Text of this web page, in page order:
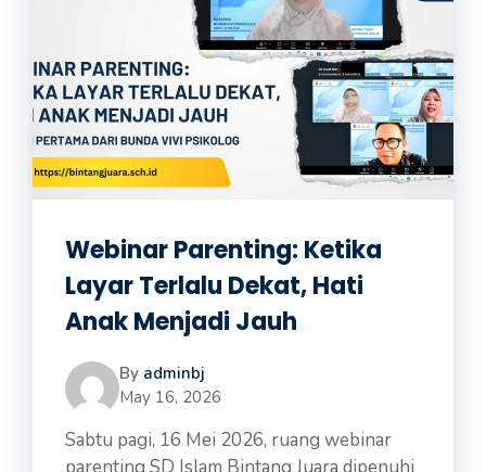
Webinar Parenting: Ketika
Layar Terlalu Dekat, Hati
Anak Menjadi Jauh
By adminbj
May 16, 2026
Sabtu pagi, 16 Mei 2026, ruang webinar